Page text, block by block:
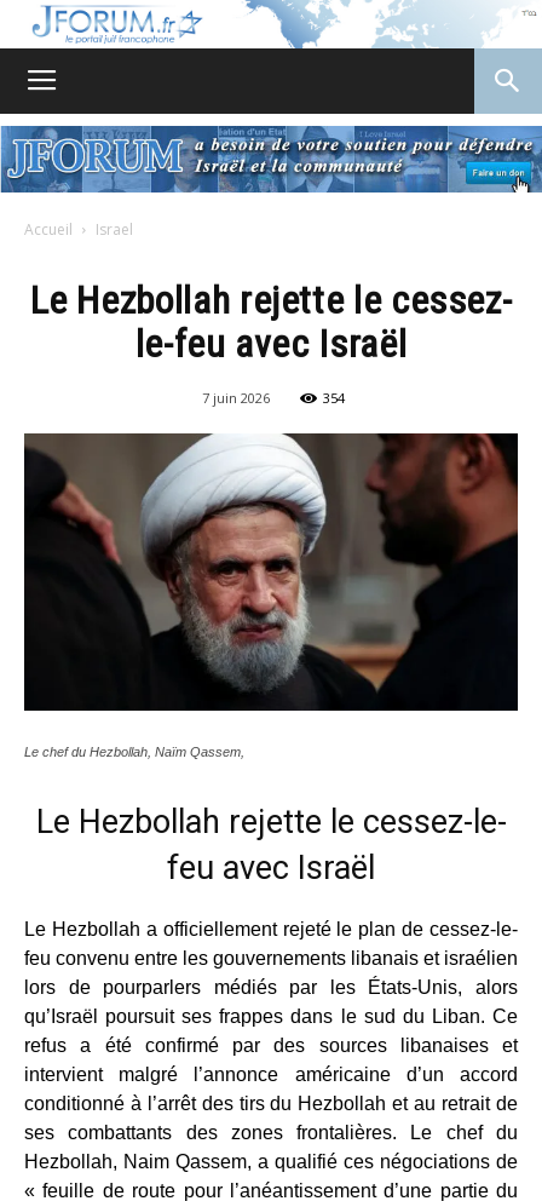
Accueil Israel
Le Hezbollah rejette le cessez-
le-feu avec Israël
7 juin 2026 354
Le chef du Hezbollah, Naïm Qassem,
Le Hezbollah rejette le cessez-le-
feu avec Israël
Le Hezbollah a officiellement rejeté le plan de cessez-le-
feu convenu entre les gouvernements libanais et israélien
lors de pourparlers médiés par les États-Unis, alors
qu’Israël poursuit ses frappes dans le sud du Liban. Ce
refus a été confirmé par des sources libanaises et
intervient malgré l’annonce américaine d’un accord
conditionné à l’arrêt des tirs du Hezbollah et au retrait de
ses combattants des zones frontalières. Le chef du
Hezbollah, Naim Qassem, a qualifié ces négociations de
« feuille de route pour l’anéantissement d’une partie du